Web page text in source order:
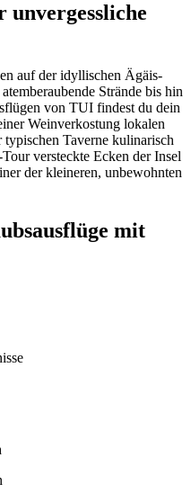
auf der idyllischen Ägäis-
Strände bis hin
von TUI findest du dein
Weinverkostung lokalen
Taverne kulinarisch
versteckte Ecken der Insel
der kleineren, unbewohnten
mit